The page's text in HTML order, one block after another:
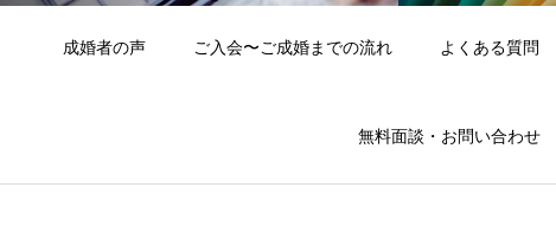
成婚者の声 ご入会〜ご成婚までの流れ よくある質問
無料面談・お問い合わせ